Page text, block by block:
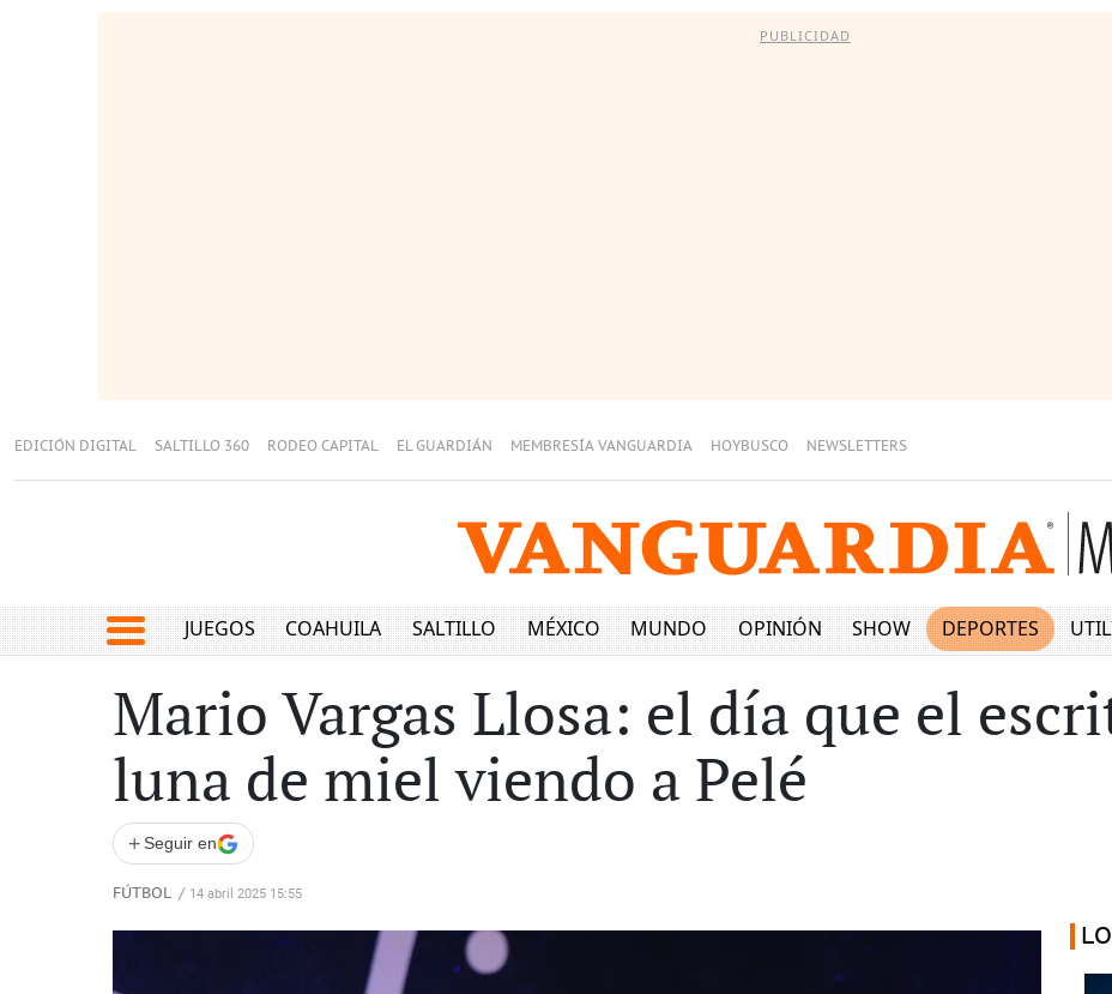
PUBLICIDAD
EDICIÓN DIGITAL SALTILLO 360 RODEO CAPITAL EL GUARDIÁN MEMBRESÍA VANGUARDIA HOYBUSCO NEWSLETTERS
JUEGOS COAHUILA SALTILLO MÉXICO MUNDO OPINIÓN SHOW DEPORTES
Mario Vargas Llosa: el día que el
luna de miel viendo a Pelé
+ Seguir en
FÚTBOL / 14 abril 2025 15:55